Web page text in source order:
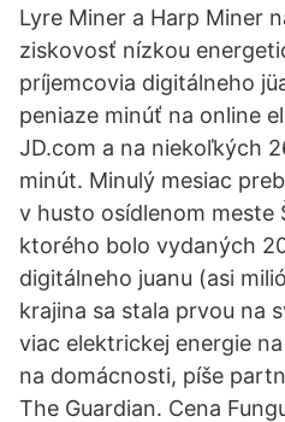
Lyre Miner a Harp Miner
ziskovosť nízkou
príjemcovia digitálneho
peniaze minúť na online
JD.com a na niekoľkých
minút. Minulý mesiac
v husto osídlenom meste
ktorého bolo vydaných
digitálneho juanu (asi
krajina sa stala prvou na
viac elektrickej energie
na domácnosti, píše
The Guardian. Cena